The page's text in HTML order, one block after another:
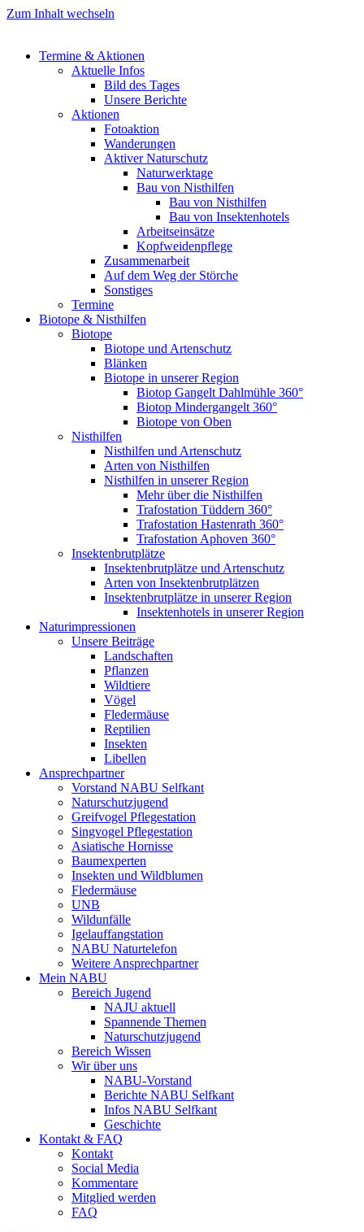
Zum Inhalt wechseln
Termine & Aktionen
Aktuelle Infos
Bild des Tages
Unsere Berichte
Aktionen
Fotoaktion
Wanderungen
Aktiver Naturschutz
Naturwerktage
Bau von Nisthilfen
Bau von Nisthilfen
Bau von Insektenhotels
Arbeitseinsätze
Kopfweidenpflege
Zusammenarbeit
Auf dem Weg der Störche
Sonstiges
Termine
Biotope & Nisthilfen
Biotope
Biotope und Artenschutz
Blänken
Biotope in unserer Region
Biotop Gangelt Dahlmühle 360°
Biotop Mindergangelt 360°
Biotope von Oben
Nisthilfen
Nisthilfen und Artenschutz
Arten von Nisthilfen
Nisthilfen in unserer Region
Mehr über die Nisthilfen
Trafostation Tüddern 360°
Trafostation Hastenrath 360°
Trafostation Aphoven 360°
Insektenbrutplätze
Insektenbrutplätze und Artenschutz
Arten von Insektenbrutplätzen
Insektenbrutplätze in unserer Region
Insektenhotels in unserer Region
Naturimpressionen
Unsere Beiträge
Landschaften
Pflanzen
Wildtiere
Vögel
Fledermäuse
Reptilien
Insekten
Libellen
Ansprechpartner
Vorstand NABU Selfkant
Naturschutzjugend
Greifvogel Pflegestation
Singvogel Pflegestation
Asiatische Hornisse
Baumexperten
Insekten und Wildblumen
Fledermäuse
UNB
Wildunfälle
Igelauffangstation
NABU Naturtelefon
Weitere Ansprechpartner
Mein NABU
Bereich Jugend
NAJU aktuell
Spannende Themen
Naturschutzjugend
Bereich Wissen
Wir über uns
NABU-Vorstand
Berichte NABU Selfkant
Infos NABU Selfkant
Geschichte
Kontakt & FAQ
Kontakt
Social Media
Kommentare
Mitglied werden
FAQ